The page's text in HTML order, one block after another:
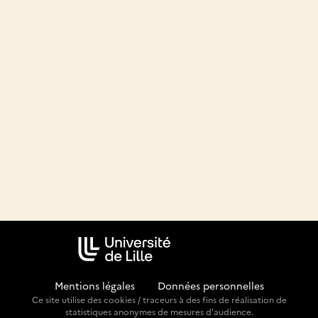
Mentions légales Données personnelles
Ce site utilise des cookies / traceurs à des fins de réalisation de
statistiques anonymes de mesures d'audience.